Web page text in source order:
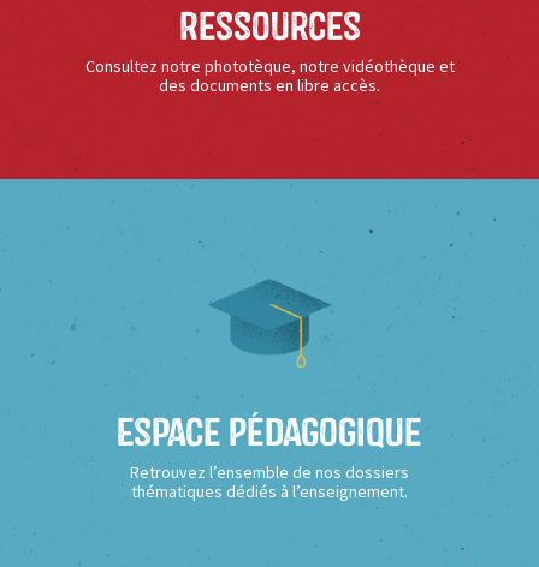
Ressources
Consultez notre phototèque, notre vidéothèque et
des documents en libre accès.
Espace Pédagogique
Retrouvez l’ensemble de nos dossiers
thématiques dédiés à l’enseignement.